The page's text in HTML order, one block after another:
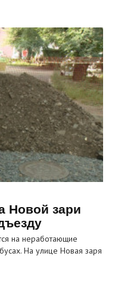
Новой зари
на неработающие
На улице Новая заря